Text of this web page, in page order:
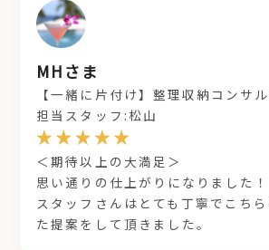
MHさま
【一緒に片付け】整理収納コンサ
担当スタッフ:松山
＜期待以上の大満足＞
思い通りの仕上がりになりました！
スタッフさんはとても丁寧でこち
た提案をして頂きました。